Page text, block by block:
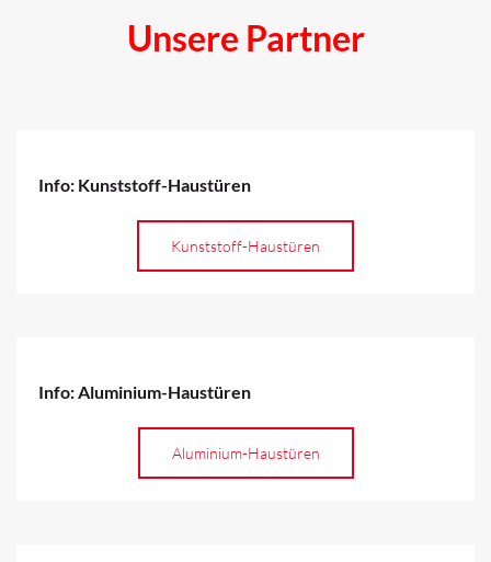
Unsere Partner
Info: Kunststoff-Haustüren
Kunststoff-Haustüren
Info: Aluminium-Haustüren
Aluminium-Haustüren